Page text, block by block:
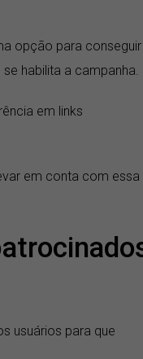
opção para conseguir
habilita a campanha.
em links
em conta com essa
usuários para que